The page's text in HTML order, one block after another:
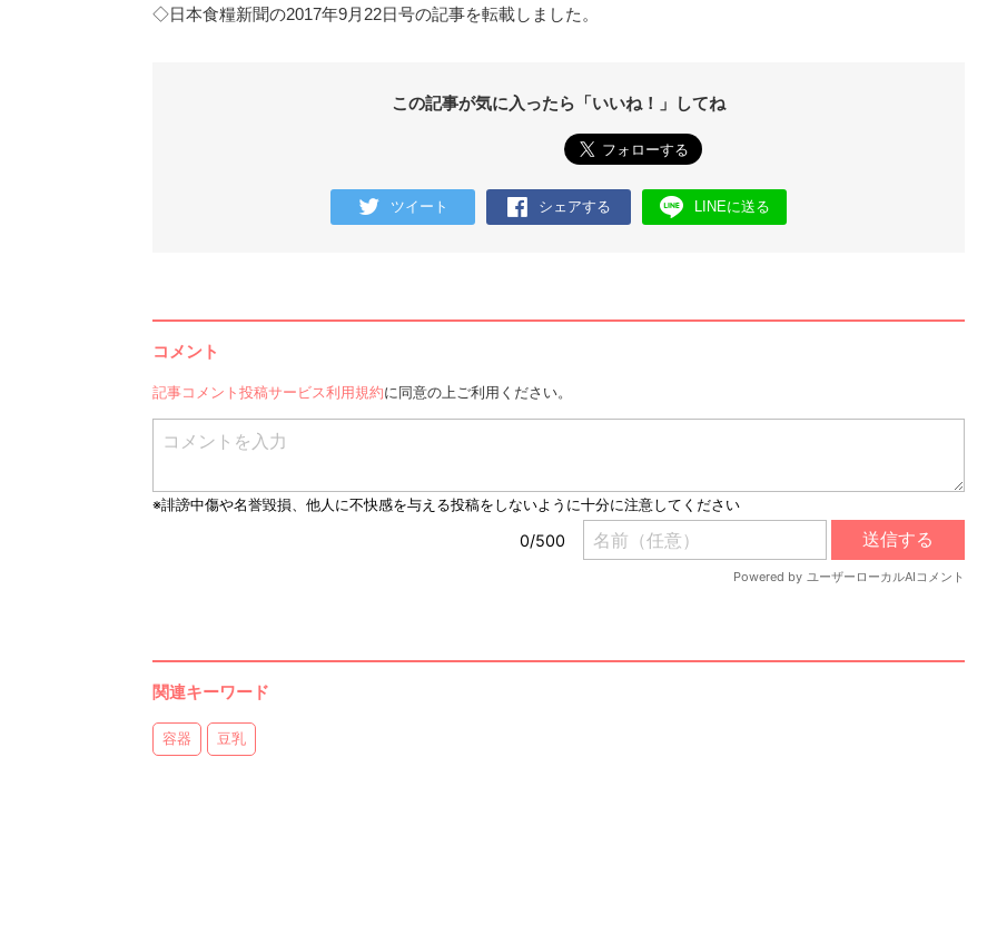
◇日本食糧新聞の2017年9月22日号の記事を転載しました。
この記事が気に入ったら「いいね！」してね
ツイート シェアする LINEに送る
コメント
記事コメント投稿サービス利用規約に同意の上ご利用ください。
関連キーワード
容器 豆乳